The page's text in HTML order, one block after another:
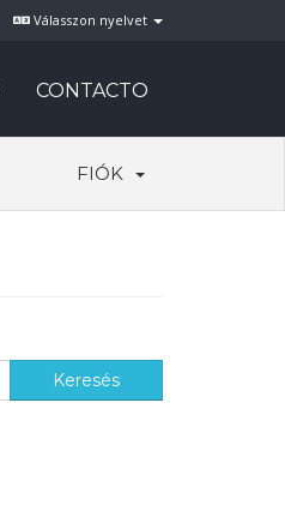
Válasszon nyelvet
CONTACTO
FIÓK